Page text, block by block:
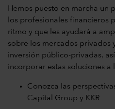
Hemos puesto en marcha un
los profesionales financieros
ritmo y que les ayudará a
sobre los mercados privados
inversión público-privadas,
incorporar estas soluciones a
Conozca las
Capital Group y KKR